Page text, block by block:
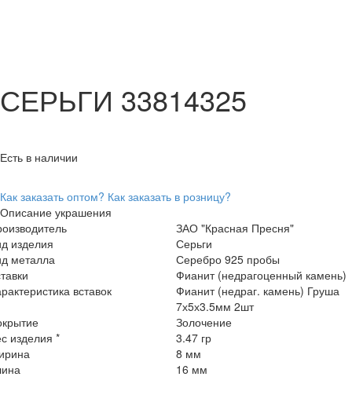
СЕРЬГИ 33814325
Есть в наличии
Как заказать оптом? Как заказать в розницу?
Описание украшения
ЗАО "Красная Пресня"
изделия
Серьги
металла
Серебро 925 пробы
Фианит (недрагоценный камень)
вставок
Фианит (недраг. камень) Груша
7х5х3.5мм 2шт
Золочение
изделия *
3.47 гр
8 мм
16 мм